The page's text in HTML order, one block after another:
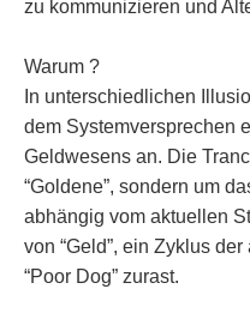
zu kommunizieren und
Warum ?
In unterschiedlichen
dem Systemversprechen
Geldwesens an. Die
“Goldene”, sondern um
abhängig vom aktuellen
von “Geld”, ein Zyklus
“Poor Dog” zurast.